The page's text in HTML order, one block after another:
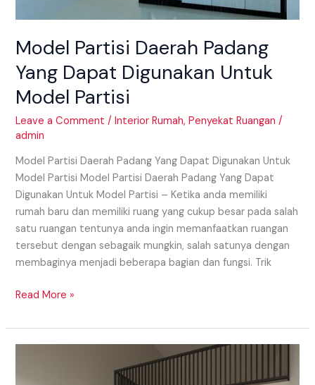
Model Partisi Daerah Padang
Yang Dapat Digunakan Untuk
Model Partisi
Leave a Comment /Interior Rumah,Penyekat Ruangan /
admin
Model Partisi Daerah Padang Yang Dapat Digunakan Untuk
Model Partisi Model Partisi Daerah Padang Yang Dapat
Digunakan Untuk Model Partisi – Ketika anda memiliki
rumah baru dan memiliki ruang yang cukup besar pada salah
satu ruangan tentunya anda ingin memanfaatkan ruangan
tersebut dengan sebagaik mungkin, salah satunya dengan
membaginya menjadi beberapa bagian dan fungsi. Trik
Read More »